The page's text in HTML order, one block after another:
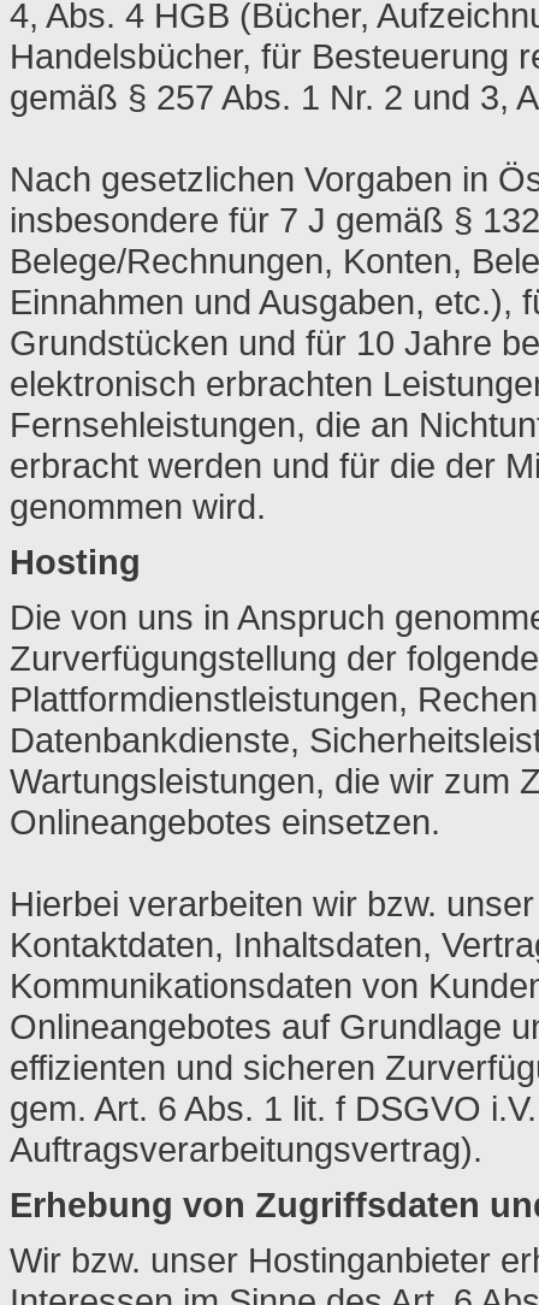
4, Abs. 4 HGB (Bücher,
Handelsbücher, für Besteuerung
gemäß § 257 Abs. 1 Nr. 2 und 3,
Nach gesetzlichen Vorgaben in
insbesondere für 7 J gemäß §
Belege/Rechnungen, Konten,
Einnahmen und Ausgaben, etc.),
Grundstücken und für 10 Jahre
elektronisch erbrachten
Fernsehleistungen, die an
erbracht werden und für die der
genommen wird.
Hosting
Die von uns in Anspruch
Zurverfügungstellung der
Plattformdienstleistungen,
Datenbankdienste,
Wartungsleistungen, die wir zum
Onlineangebotes einsetzen.
Hierbei verarbeiten wir bzw.
Kontaktdaten, Inhaltsdaten,
Kommunikationsdaten von
Onlineangebotes auf Grundlage
effizienten und sicheren
gem. Art. 6 Abs. 1 lit. f DSGVO
Auftragsverarbeitungsvertrag).
Erhebung von Zugriffsdaten
Wir bzw. unser Hostinganbieter